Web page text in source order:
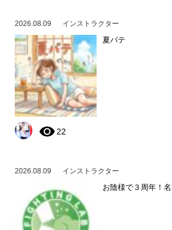
2026.08.09 インストラクター
夏バテ
22
2026.08.09 インストラクター
お陰様で３周年！